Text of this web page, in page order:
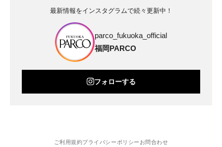
最新情報をインスタグラムで続々更新中！
parco_fukuoka_official
福岡PARCO
フォローする
ご利用規約プライバシーポリシー お問合わせ